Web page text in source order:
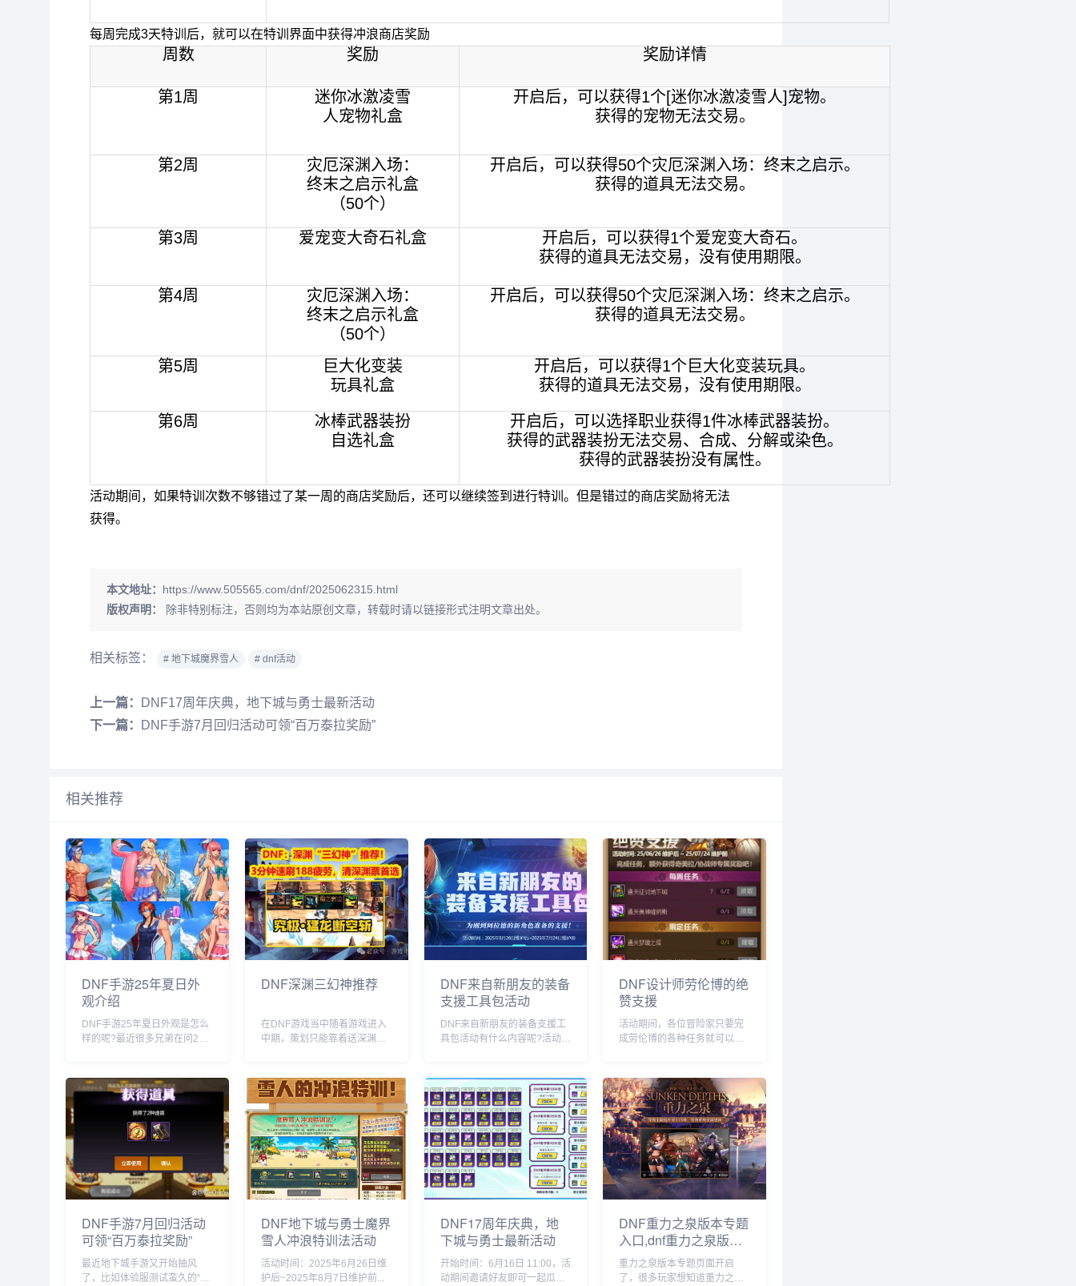
每周完成3天特训后，就可以在特训界面中获得冲浪商店奖励
周数 奖励 奖励详情
第1周
迷你冰激凌雪
人宠物礼盒
开启后，可以获得1个[迷你冰激凌雪人]宠物。
获得的宠物无法交易。
第2周
灾厄深渊入场：
终末之启示礼盒
（50个）
开启后，可以获得50个灾厄深渊入场：终末之启示。
获得的道具无法交易。
第3周 爱宠变大奇石礼盒
开启后，可以获得1个爱宠变大奇石。
获得的道具无法交易，没有使用期限。
第4周
灾厄深渊入场：
终末之启示礼盒
（50个）
开启后，可以获得50个灾厄深渊入场：终末之启示。
获得的道具无法交易。
第5周
巨大化变装
玩具礼盒
开启后，可以获得1个巨大化变装玩具。
获得的道具无法交易，没有使用期限。
第6周
冰棒武器装扮
自选礼盒
开启后，可以选择职业获得1件冰棒武器装扮。
获得的武器装扮无法交易、合成、分解或染色。
获得的武器装扮没有属性。
活动期间，如果特训次数不够错过了某一周的商店奖励后，还可以继续签到进行特训。但是错过的商店奖励将无法
获得。
本文地址： https://www.505565.com/dnf/2025062315.html
版权声明：
除非特别标注，否则均为本站原创文章，转载时请以链接形式注明文章出处。
相关标签： # 地下城魔界雪人 # dnf活动
上一篇：
DNF17周年庆典，地下城与勇士最新活动
下一篇：
DNF手游7月回归活动可领“百万泰拉奖励”
相关推荐
DNF手游25年夏日外
观介绍
DNF手游25年夏日外观是怎么
样的呢?最近很多兄弟在问25
立绘图，下面就给大家带来具
体的说明哦!按照惯例说，夏日
礼包将于7月份上架，主打时
装、勋章、...
DNF深渊三幻神推荐
在DNF游戏当中随着游戏进入
中期，策划只能靠着送深渊
图比较快呢，下面就给大家带
来具体盘点!(1 剑魂：猛龙顺风
斩。点开背包，猛龙光头斩!3
分钟解决一...
DNF来自新朋友的装备
支援工具包活动
DNF来自新朋友的装备支援工
具包活动有什么内容呢?活动期
实验工具包，两个道具分别售
价2000点券，接下来就带来具
体的介绍说明哦。...
DNF设计师劳伦博的绝
赞支援
活动期间，各位冒险家只要完
成劳伦博的各种任务就可以获
奖励哦！...
DNF手游7月回归活动
可领“百万泰拉奖励”
最近地下城手游又开始抽风
了，比如体验服测试蛮久的“魔
DNF地下城与勇士魔界
雪人冲浪特训法活动
活动时间：2025年6月26日维
护后~2025年8月7日维护前...
DNF17周年庆典，地
下城与勇士最新活动
开始时间：6月16日 11:00，活
动期间邀请好友即可一起瓜分
DNF重力之泉版本专题
入口,dnf重力之泉版本
专题入口地址介绍
重力之泉版本专题页面开启
了，很多玩家想知道重力之泉